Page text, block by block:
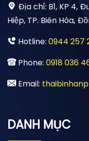
Địa chỉ: B1, KP 4,
Hiệp, TP. Biên Hòa,
Hotline: 0944 257
Phone: 0918 036
Email:
DANH MỤC